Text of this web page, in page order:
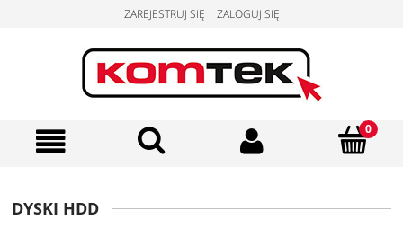
ZAREJESTRUJ SIĘ ZALOGUJ SIĘ
DYSKI HDD